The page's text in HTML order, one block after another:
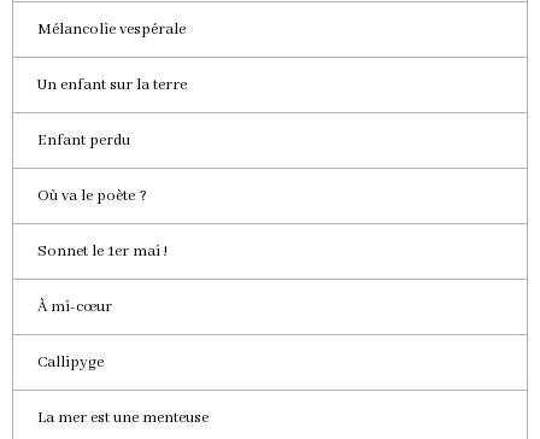
Mélancolie vespérale
Un enfant sur la terre
Enfant perdu
Où va le poète ?
Sonnet le 1er mai !
À mi-cœur
Callipyge
La mer est une menteuse